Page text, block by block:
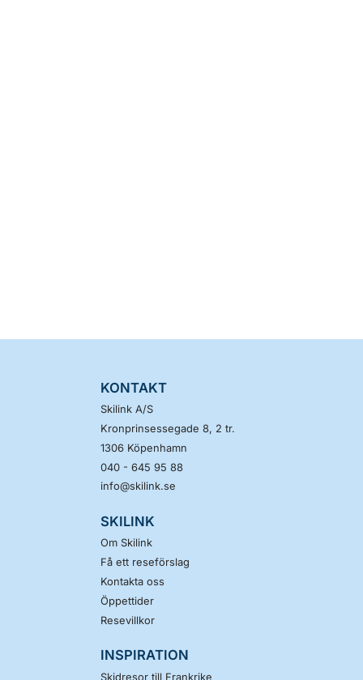
KONTAKT
Skilink A/S
Kronprinsessegade 8, 2 tr.
1306 Köpenhamn
040 - 645 95 88
info@skilink.se
SKILINK
Om Skilink
Få ett reseförslag
Kontakta oss
Öppettider
Resevillkor
INSPIRATION
Skidresor till Frankrike